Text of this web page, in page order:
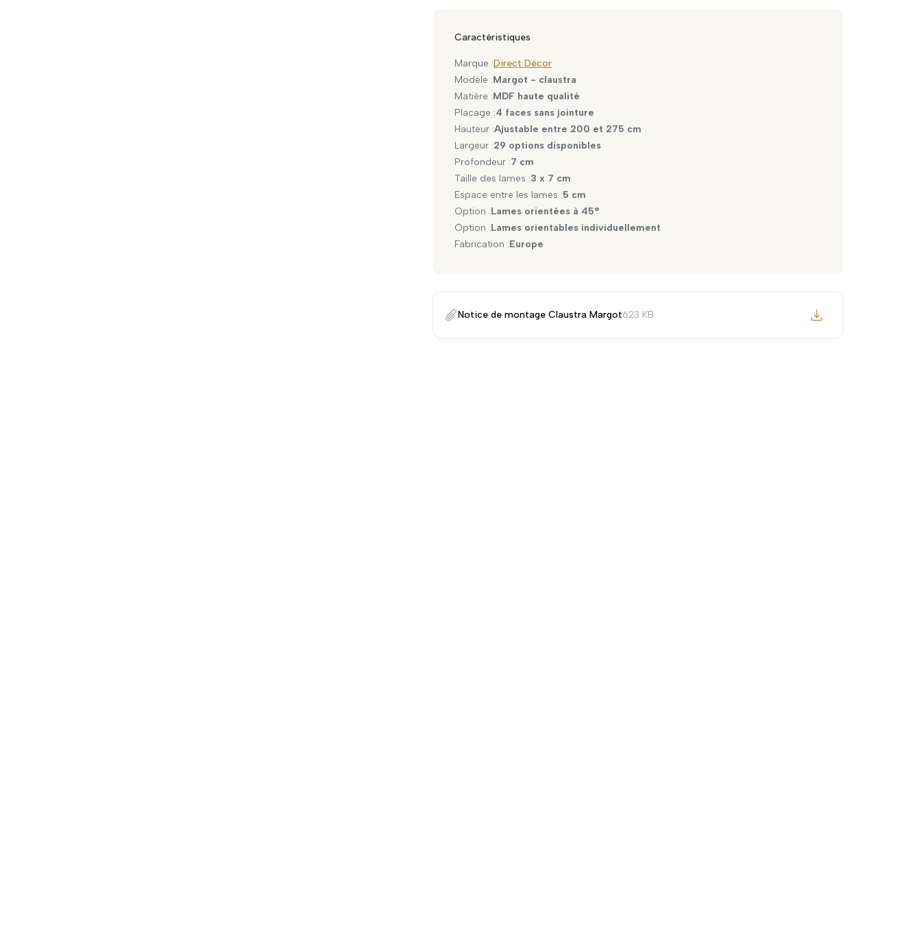
Caractéristiques
Marque :Direct Décor
Modèle :Margot - claustra
Matière :MDF haute qualité
Placage :4 faces sans jointure
Hauteur :Ajustable entre 200 et 275 cm
Largeur :29 options disponibles
Profondeur :7 cm
Taille des lames :3 x 7 cm
Espace entre les lames :5 cm
Option :Lames orientées à 45°
Option :Lames orientables individuellement
Fabrication :Europe
Notice de montage Claustra Margot623 KB